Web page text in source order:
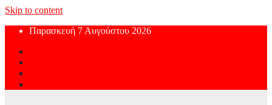
Skip to content
Παρασκευή 7 Αυγούστου 2026